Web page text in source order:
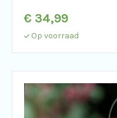
€ 34,99
Op voorraad